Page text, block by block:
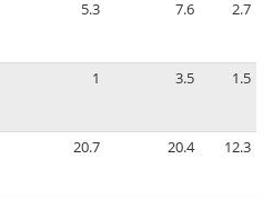
5.3 7.6 2.7
1 3.5 1.5
20.7 20.4 12.3